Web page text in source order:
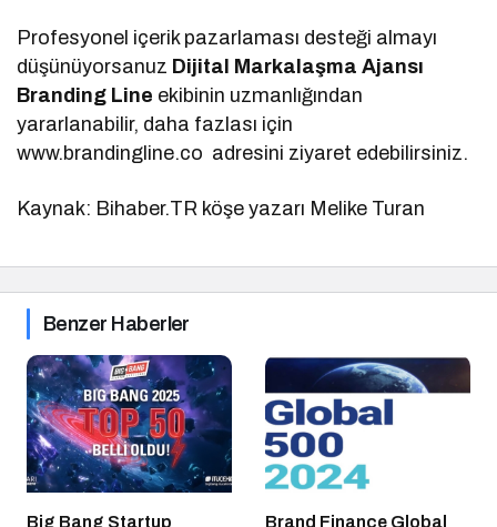
Profesyonel içerik pazarlaması desteği almayı
düşünüyorsanuz Dijital Markalaşma Ajansı
Branding Line ekibinin uzmanlığından
yararlanabilir, daha fazlası için
www.brandingline.co adresini ziyaret edebilirsiniz.
Kaynak: Bihaber.TR köşe yazarı Melike Turan
Benzer Haberler
Big Bang Startup
Brand Finance Global